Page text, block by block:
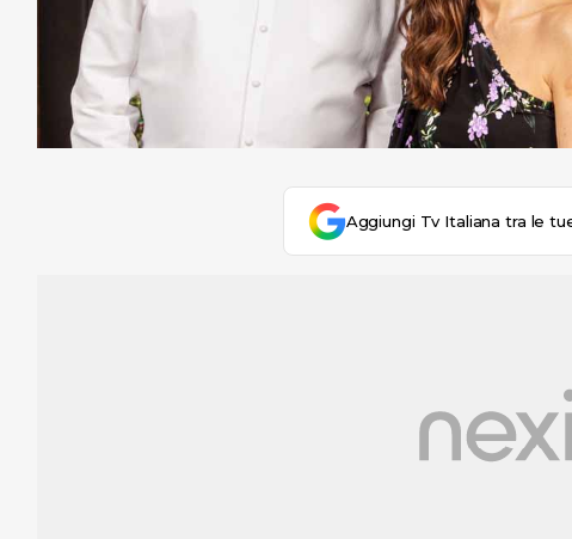
Aggiungi Tv Italiana tra le